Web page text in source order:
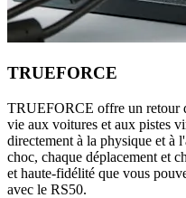
TRUEFORCE
TRUEFORCE offre un retour
vie aux voitures et aux pistes
directement à la physique et à
choc, chaque déplacement et
et haute-fidélité que vous
avec le RS50.